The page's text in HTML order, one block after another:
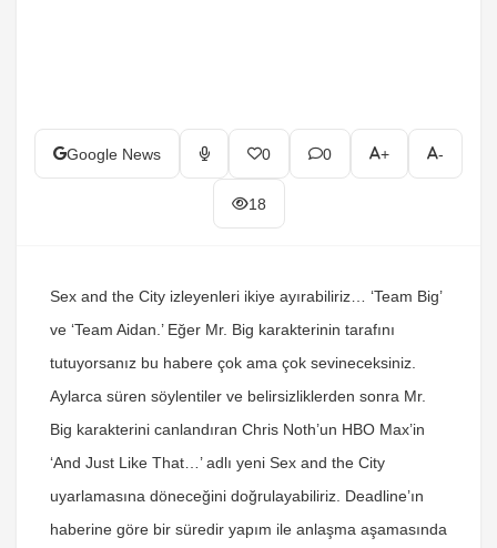
Google News 0 0 + -
18
Sex and the City izleyenleri ikiye ayırabiliriz… ‘Team Big’
ve ‘Team Aidan.’ Eğer Mr. Big karakterinin tarafını
tutuyorsanız bu habere çok ama çok sevineceksiniz.
Aylarca süren söylentiler ve belirsizliklerden sonra Mr.
Big karakterini canlandıran Chris Noth’un HBO Max’in
‘And Just Like That…’ adlı yeni Sex and the City
uyarlamasına döneceğini doğrulayabiliriz. Deadline’ın
haberine göre bir süredir yapım ile anlaşma aşamasında